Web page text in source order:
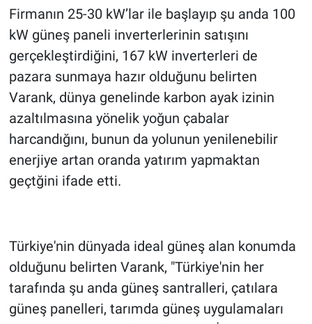
Firmanın 25-30 kW’lar ile başlayıp şu anda 100
kW güneş paneli inverterlerinin satışını
gerçekleştirdiğini, 167 kW inverterleri de
pazara sunmaya hazır olduğunu belirten
Varank, dünya genelinde karbon ayak izinin
azaltılmasına yönelik yoğun çabalar
harcandığını, bunun da yolunun yenilenebilir
enerjiye artan oranda yatırım yapmaktan
geçtğini ifade etti.
Türkiye'nin dünyada ideal güneş alan konumda
olduğunu belirten Varank, "Türkiye'nin her
tarafında şu anda güneş santralleri, çatılara
güneş panelleri, tarımda güneş uygulamaları